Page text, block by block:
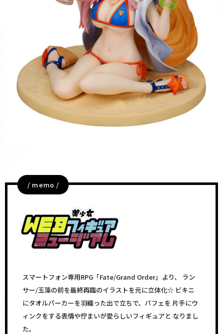
/ memo /
スマートフォン専用RPG「Fate/Grand Order」より、 ラン
サー/玉藻の前を最終再臨のイラストを元に立体化☆ ビキニ
にタオルパーカーを羽織った出で立ちで、パフェを 片手にウ
ィンクをする表情や佇まいが愛らしいフィギュアと なりまし
た。